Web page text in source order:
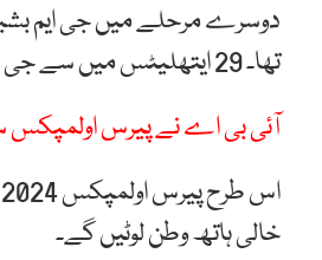
تھا۔ 29 ایتھلیٹس میں سے جی ایم بشیر دوسرے راؤنڈ میں 15ویں نمبر پر رہے۔
آئی بی اے نے پیرس اولمپکس سے
خالی ہاتھ وطن لوٹیں گے۔